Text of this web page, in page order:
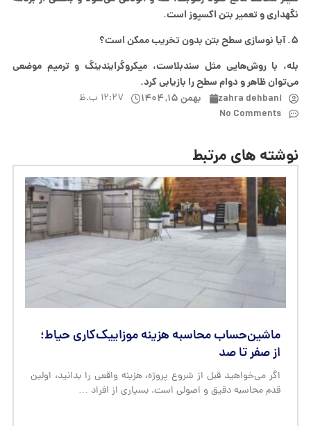
نگهداری و تعمیر بتن اکسپوز است.
۵. آیا نوسازی سطح بتن بدون تخریب ممکن است؟
بله، با روش‌هایی مثل سندبلاست، میکروگرایندینگ و ترمیم موضعی
می‌توان ظاهر و دوام سطح را بازیابی کرد.
zahra dehbani
بهمن ۱۵, ۱۴۰۴ ۱۲:۲۷ ب.ظ
No Comments
نوشته های مرتبط
ماشین‌حساب محاسبه هزینه موزاییک‌کاری حیاط؛
از صفر تا صد
اگر می‌خواهید قبل از شروع پروژه، هزینه واقعی را بدانید، اولین
قدم محاسبه دقیق و اصولی است. بسیاری از افراد …